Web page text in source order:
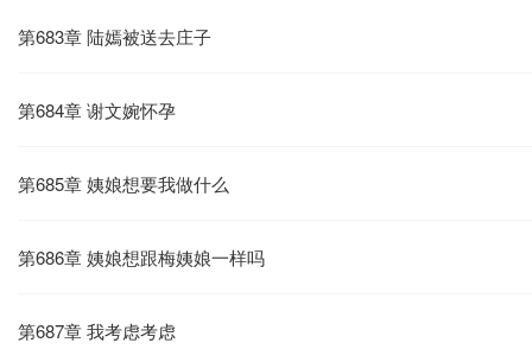
第683章 陆嫣被送去庄子
第684章 谢文婉怀孕
第685章 姨娘想要我做什么
第686章 姨娘想跟梅姨娘一样吗
第687章 我考虑考虑